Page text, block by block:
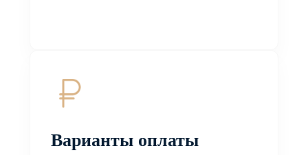
Варианты оплаты